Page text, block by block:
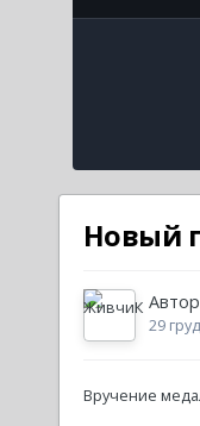
Новый
Автор
29
Вручение